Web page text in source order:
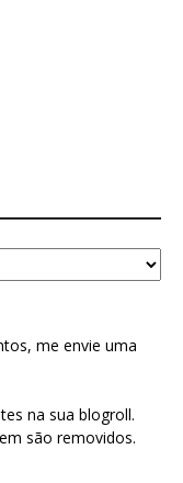
me envie uma
na sua blogroll.
são removidos.